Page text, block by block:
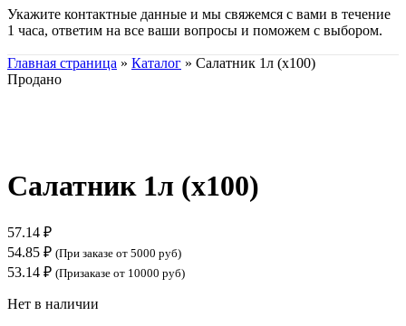
Укажите контактные данные и мы свяжемся с вами в течение
1 часа, ответим на все ваши вопросы и поможем с выбором.
Главная страница » Каталог » Салатник 1л (х100)
Продано
Салатник 1л (х100)
57.14 ₽
54.85 ₽ (При заказе от 5000 руб)
53.14 ₽ (Призаказе от 10000 руб)
Нет в наличии